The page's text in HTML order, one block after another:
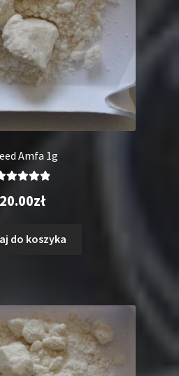
Amfa 1g
5.00na 5
20.00zł
do koszyka